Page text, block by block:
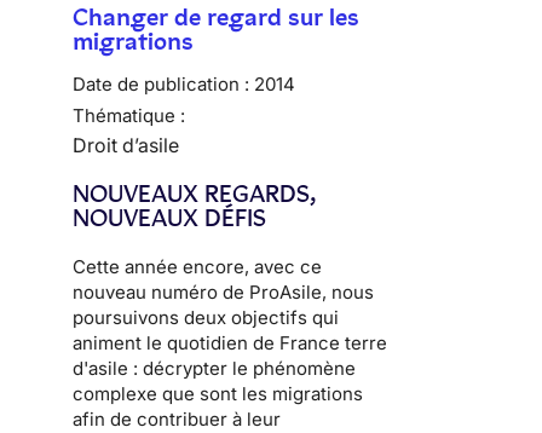
Changer de regard sur les
migrations
Date de publication : 2014
Thématique :
Droit d’asile
NOUVEAUX REGARDS,
NOUVEAUX DÉFIS
Cette année encore, avec ce
nouveau numéro de ProAsile, nous
poursuivons deux objectifs qui
animent le quotidien de France terre
d'asile : décrypter le phénomène
complexe que sont les migrations
afin de contribuer à leur